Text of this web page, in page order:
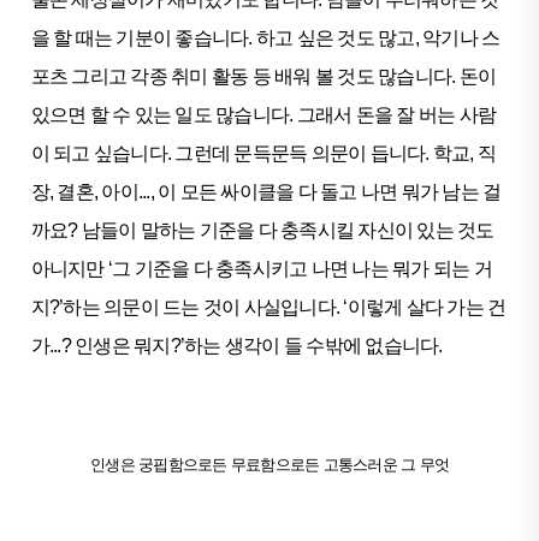
을 할 때는 기분이 좋습니다. 하고 싶은 것도 많고, 악기나 스
포츠 그리고 각종 취미 활동 등 배워 볼 것도 많습니다. 돈이
있으면 할 수 있는 일도 많습니다. 그래서 돈을 잘 버는 사람
이 되고 싶습니다. 그런데 문득문득 의문이 듭니다. 학교, 직
장, 결혼, 아이..., 이 모든 싸이클을 다 돌고 나면 뭐가 남는 걸
까요? 남들이 말하는 기준을 다 충족시킬 자신이 있는 것도
아니지만 ‘그 기준을 다 충족시키고 나면 나는 뭐가 되는 거
지?’하는 의문이 드는 것이 사실입니다. ‘이렇게 살다 가는 건
가...? 인생은 뭐지?’하는 생각이 들 수밖에 없습니다.
인생은 궁핍함으로든 무료함으로든 고통스러운 그 무엇